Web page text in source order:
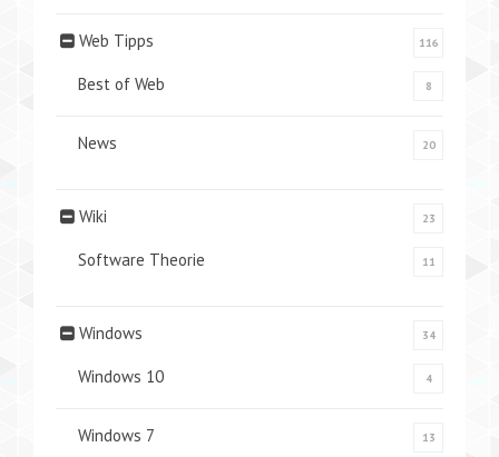
Web Tipps 116
Best of Web 8
News 20
Wiki 23
Software Theorie 11
Windows 34
Windows 10 4
Windows 7 13